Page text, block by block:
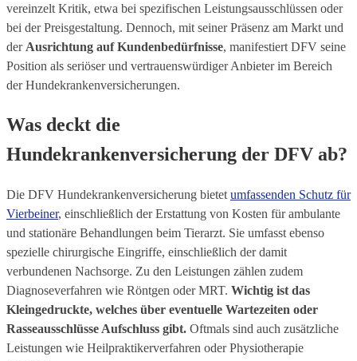
vereinzelt Kritik, etwa bei spezifischen Leistungsausschlüssen oder
bei der Preisgestaltung. Dennoch, mit seiner Präsenz am Markt und
der Ausrichtung auf Kundenbedürfnisse, manifestiert DFV seine
Position als seriöser und vertrauenswürdiger Anbieter im Bereich
der Hundekrankenversicherungen.
Was deckt die
Hundekrankenversicherung der DFV ab?
Die DFV Hundekrankenversicherung bietet umfassenden Schutz für
Vierbeiner, einschließlich der Erstattung von Kosten für ambulante
und stationäre Behandlungen beim Tierarzt. Sie umfasst ebenso
spezielle chirurgische Eingriffe, einschließlich der damit
verbundenen Nachsorge. Zu den Leistungen zählen zudem
Diagnoseverfahren wie Röntgen oder MRT. Wichtig ist das
Kleingedruckte, welches über eventuelle Wartezeiten oder
Rasseausschlüsse Aufschluss gibt. Oftmals sind auch zusätzliche
Leistungen wie Heilpraktikerverfahren oder Physiotherapie